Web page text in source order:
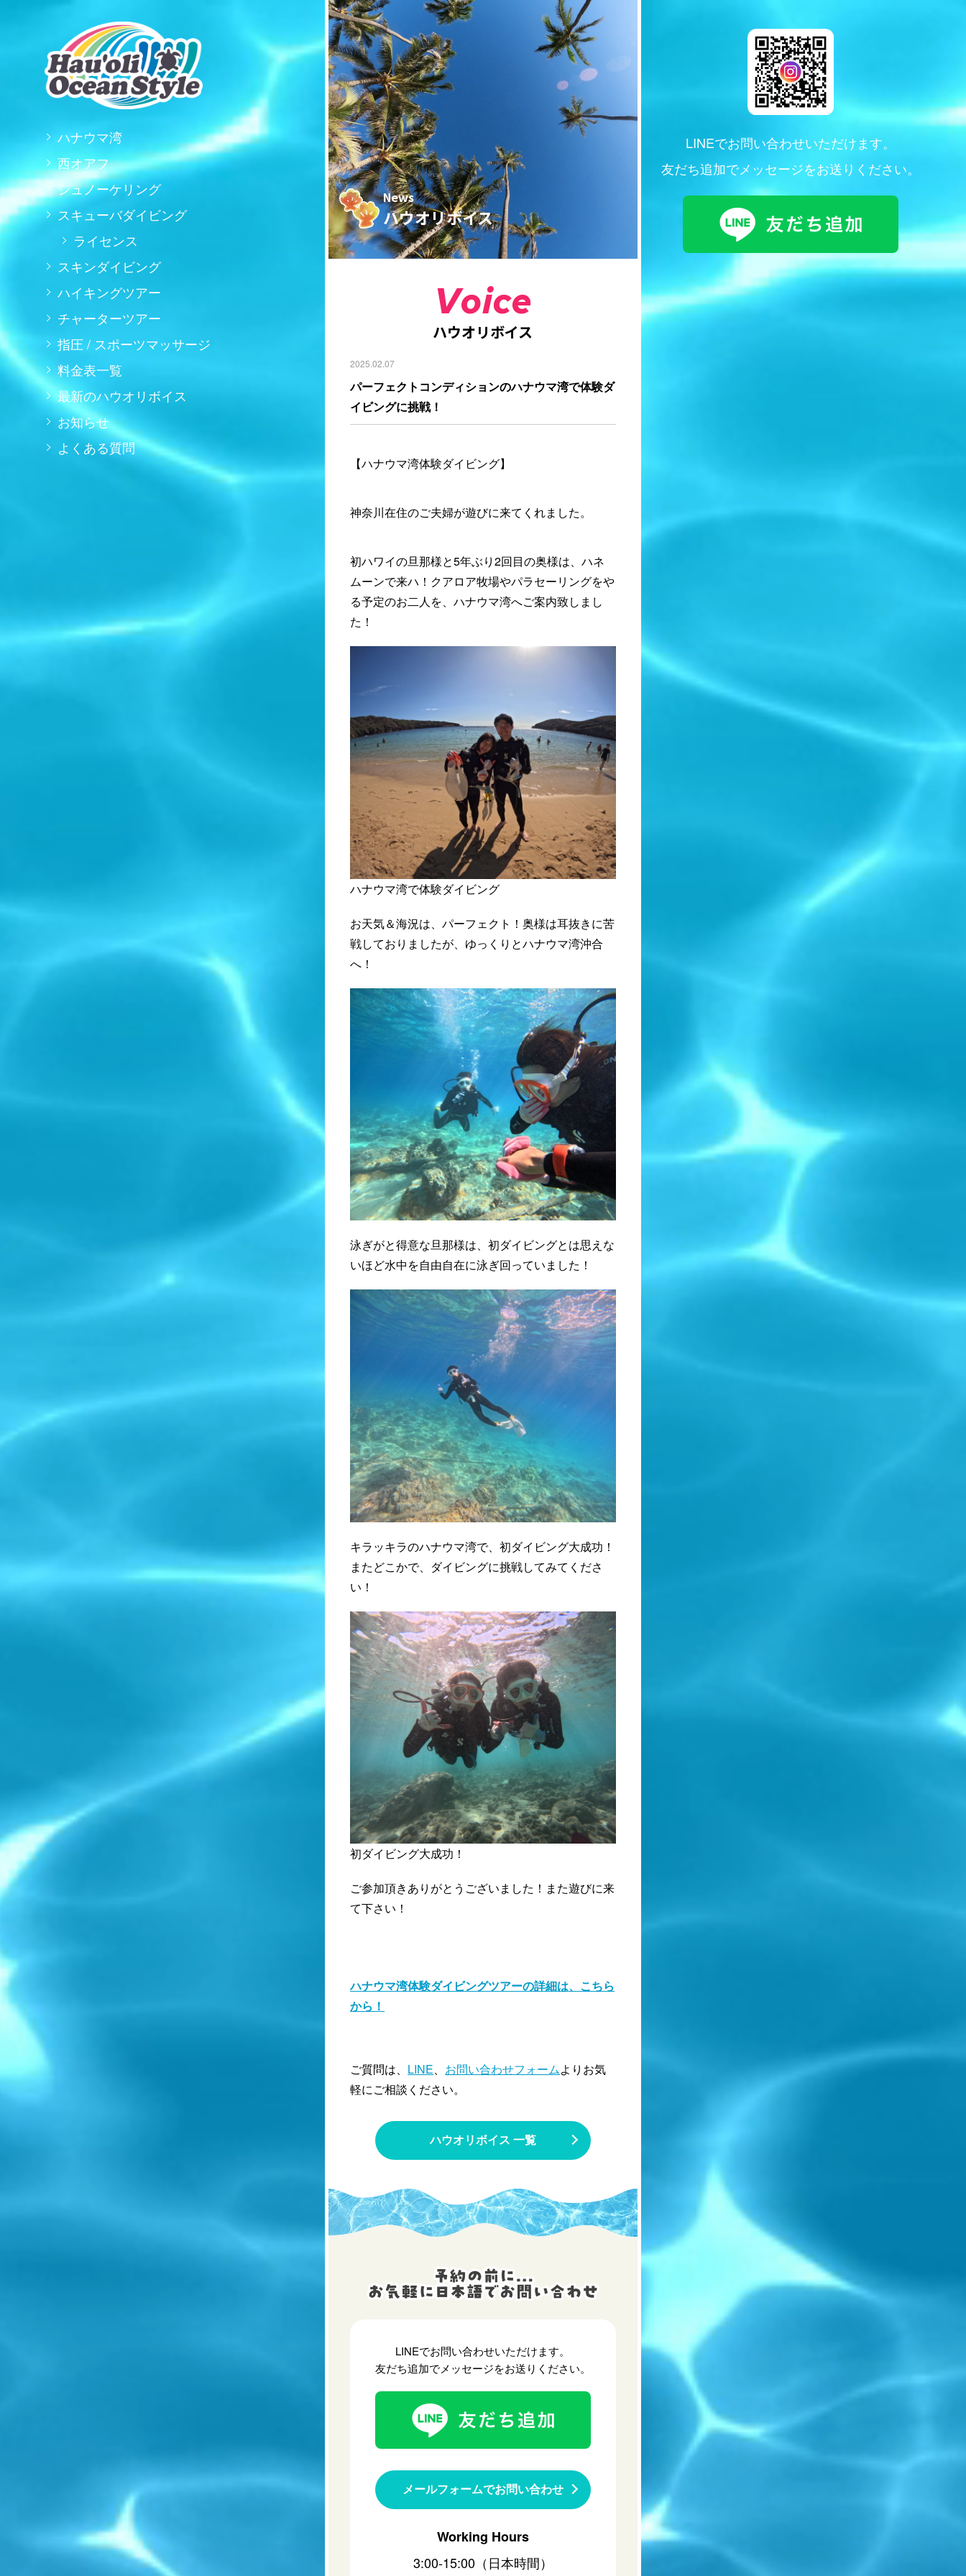
ハナウマ湾
西オアフ
シュノーケリング
スキューバダイビング
ライセンス
スキンダイビング
ハイキングツアー
チャーターツアー
指圧 / スポーツマッサージ
料金表一覧
最新のハウオリボイス
お知らせ
よくある質問
LINEでお問い合わせいただけます。
友だち追加でメッセージをお送りください。
News
ハウオリボイス
Voice
ハウオリボイス
2025.02.07
パーフェクトコンディションのハナウマ湾で体験ダ
イビングに挑戦！
【ハナウマ湾体験ダイビング】
神奈川在住のご夫婦が遊びに来てくれました。
初ハワイの旦那様と5年ぶり2回目の奥様は、ハネ
ムーンで来ハ！クアロア牧場やパラセーリングをや
る予定のお二人を、ハナウマ湾へご案内致しまし
た！
ハナウマ湾で体験ダイビング
お天気＆海況は、パーフェクト！奥様は耳抜きに苦
戦しておりましたが、ゆっくりとハナウマ湾沖合
へ！
泳ぎがと得意な旦那様は、初ダイビングとは思えな
いほど水中を自由自在に泳ぎ回っていました！
キラッキラのハナウマ湾で、初ダイビング大成功！
またどこかで、ダイビングに挑戦してみてくださ
い！
初ダイビング大成功！
ご参加頂きありがとうございました！また遊びに来
て下さい！
ハナウマ湾体験ダイビングツアーの詳細は、こちら
から！
ご質問は、 LINE、 お問い合わせフォームよりお気
軽にご相談ください。
ハウオリボイス 一覧
LINEでお問い合わせいただけます。
友だち追加でメッセージをお送りください。
メールフォームでお問い合わせ
Working Hours
3:00-15:00（日本時間）